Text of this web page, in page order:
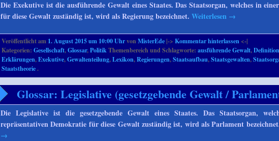
Die Exekutive ist die ausführende Gewalt eines Staates. Das Staatsorgan, welches in
für diese Gewalt zuständig ist, wird als Regierung bezeichnet.Weiterlesen →
Veröffentlicht am 1. August 2015 um 10:00 UhrvonMisterEde |->Kommentar hinterlassen <-|
Kategorien:Gesellschaft,Glossar,PolitikThemenbereich und Schlagworte:ausführende Gewalt,
Erklärungen,Exekutive,Gewaltenteilung,Lexikon,Regierungen,Staatsaufbau,Staatsgewalten,
Staatstheorie.
Glossar: Legislative (gesetzgebende Gewalt /
Die Legislative ist die gesetzgebende Gewalt eines Staates. Das Staatsorgan,
repräsentativen Demokratie für diese Gewalt zuständig ist, wird als Parlament
→